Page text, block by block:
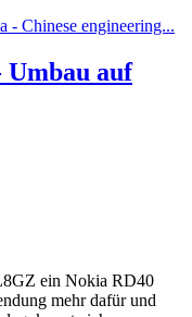
- Chinese engineering...
Umbau auf
ein Nokia RD40
mehr dafür und